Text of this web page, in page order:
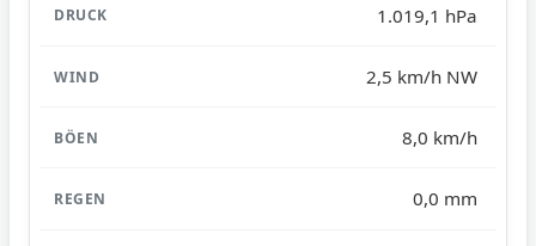
1.019,1 hPa
2,5 km/h NW
8,0 km/h
0,0 mm